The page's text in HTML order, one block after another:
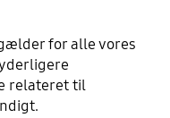
for alle vores
relateret til